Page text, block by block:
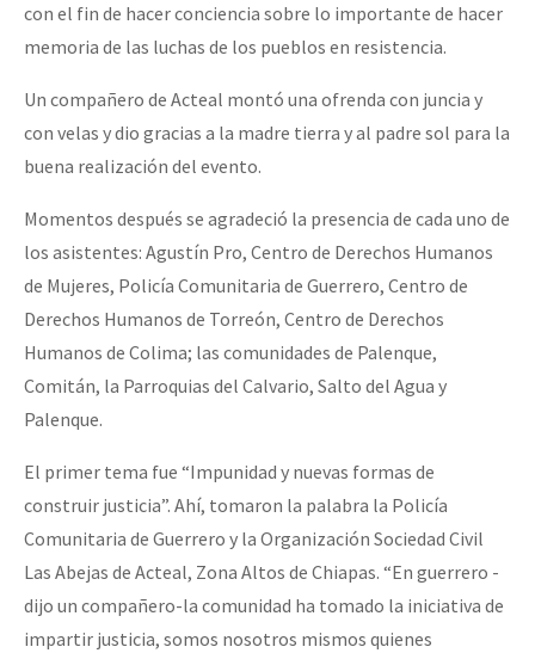
con el fin de hacer conciencia sobre lo importante de hacer
memoria de las luchas de los pueblos en resistencia.
Un compañero de Acteal montó una ofrenda con juncia y
con velas y dio gracias a la madre tierra y al padre sol para la
buena realización del evento.
Momentos después se agradeció la presencia de cada uno de
los asistentes: Agustín Pro, Centro de Derechos Humanos
de Mujeres, Policía Comunitaria de Guerrero, Centro de
Derechos Humanos de Torreón, Centro de Derechos
Humanos de Colima; las comunidades de Palenque,
Comitán, la Parroquias del Calvario, Salto del Agua y
Palenque.
El primer tema fue “Impunidad y nuevas formas de
construir justicia”. Ahí, tomaron la palabra la Policía
Comunitaria de Guerrero y la Organización Sociedad Civil
Las Abejas de Acteal, Zona Altos de Chiapas. “En guerrero -
dijo un compañero-la comunidad ha tomado la iniciativa de
impartir justicia, somos nosotros mismos quienes